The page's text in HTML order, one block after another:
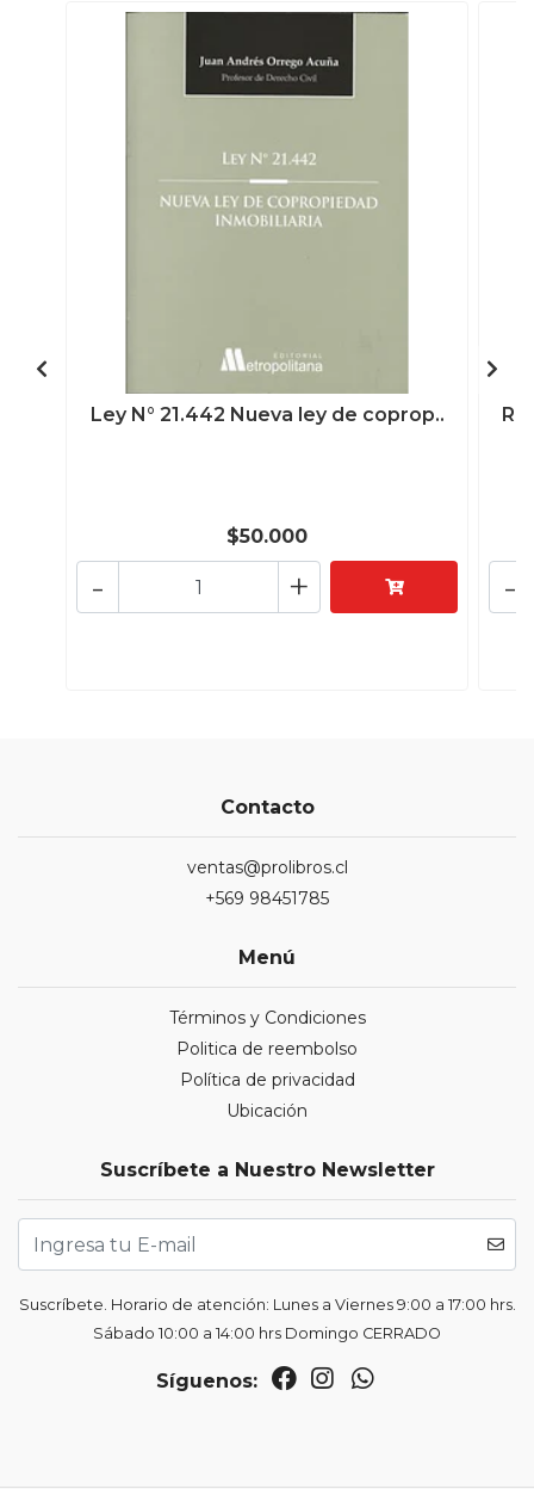
Ley N° 21.442 Nueva ley de coprop..
$50.000
+
- -
Contacto
ventas@prolibros.cl
+569 98451785
Menú
Términos y Condiciones
Politica de reembolso
Política de privacidad
Ubicación
Suscríbete a Nuestro Newsletter
Suscríbete. Horario de atención: Lunes a Viernes 9:00 a 17:00 hrs.
Sábado 10:00 a 14:00 hrs Domingo CERRADO
Síguenos: